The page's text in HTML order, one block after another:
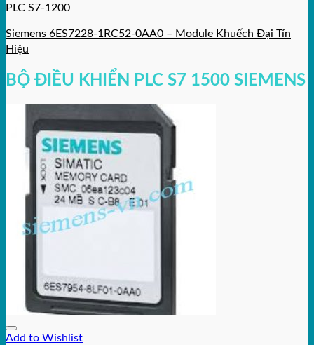
PLC S7-1200
Siemens 6ES7228-1RC52-0AA0 – Module Khuếch Đại Tín
Hiệu
BỘ ĐIỀU KHIỂN PLC S7 1500 SIEMENS
Add to Wishlist